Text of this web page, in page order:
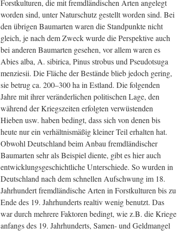
Forstkulturen, die mit fremdländischen Arten angelegt
worden sind, unter Naturschutz gestellt worden sind. Bei
den übrigen Baumarten waren die Standpunkte nicht
gleich, je nach dem Zweck wurde die Perspektive auch
bei anderen Baumarten gesehen, vor allem waren es
Abies alba, A. sibirica, Pinus strobus und Pseudotsuga
menziesii. Die Fläche der Bestände blieb jedoch gering,
sie betrug ca. 200–300 ha in Estland. Die folgenden
Jahre mit ihrer veränderlichen politischen Lage, den
während der Kriegszeiten erfolgten verwüstenden
Hieben usw. haben bedingt, dass sich von denen bis
heute nur ein verhältnismäßig kleiner Teil erhalten hat.
Obwohl Deutschland beim Anbau fremdländischer
Baumarten sehr als Beispiel diente, gibt es hier auch
entwicklungsgeschichtliche Unterschiede. So wurden in
Deutschland nach dem schnellen Aufschwung im 18.
Jahrhundert fremdländische Arten in Forstkulturen bis zu
Ende des 19. Jahrhunderts realtiv wenig benutzt. Das
war durch mehrere Faktoren bedingt, wie z.B. die Kriege
anfangs des 19. Jahrhunderts, Samen- und Geldmangel